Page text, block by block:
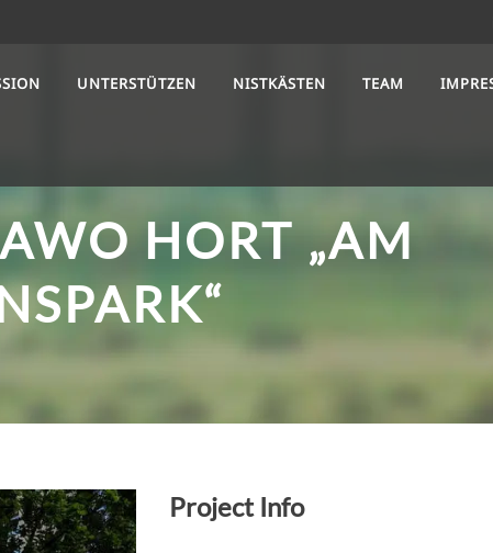
UNTERSTÜTZEN NISTKÄSTEN TEAM
HORT „AM
Project Info